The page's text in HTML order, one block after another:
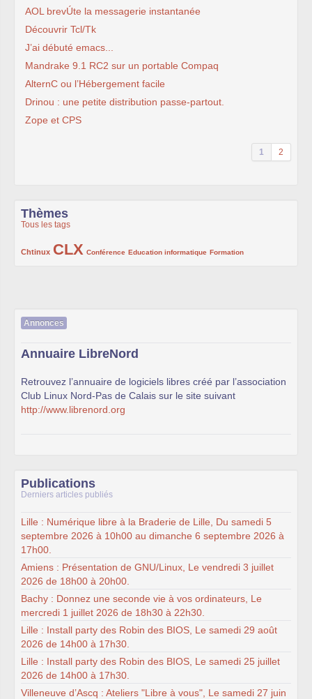
AOL brevÚte la messagerie instantanée
Découvrir Tcl/Tk
J’ai débuté emacs...
Mandrake 9.1 RC2 sur un portable Compaq
AlternC ou l’Hébergement facile
Drinou : une petite distribution passe-partout.
Zope et CPS
1 2
Thèmes
Tous les tags
Chtinux
222/1002CLX
1002/1002 Conférence
132/1002 Education informatique
119/1002 Formation
168/1002
Annonces
Annuaire LibreNord
Retrouvez l’annuaire de logiciels libres créé par l’association
Club Linux Nord-Pas de Calais sur le site suivant
http://www.librenord.org
Publications
Derniers articles publiés
Lille : Numérique libre à la Braderie de Lille, Du samedi 5
septembre 2026 à 10h00 au dimanche 6 septembre 2026 à
17h00.
Amiens : Présentation de GNU/Linux, Le vendredi 3 juillet
2026 de 18h00 à 20h00.
Bachy : Donnez une seconde vie à vos ordinateurs, Le
mercredi 1 juillet 2026 de 18h30 à 22h30.
Lille : Install party des Robin des BIOS, Le samedi 29 août
2026 de 14h00 à 17h30.
Lille : Install party des Robin des BIOS, Le samedi 25 juillet
2026 de 14h00 à 17h30.
Villeneuve d’Ascq : Ateliers "Libre à vous", Le samedi 27 juin